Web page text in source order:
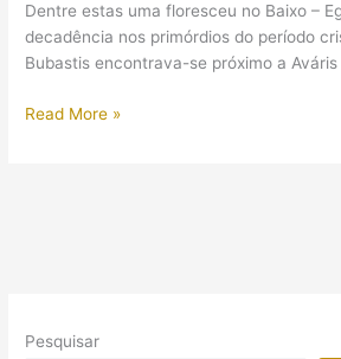
Dentre estas uma floresceu no Baixo –
decadência nos primórdios do período
Bubastis encontrava-se próximo a
Bubastis:
Read More »
Pesquisar